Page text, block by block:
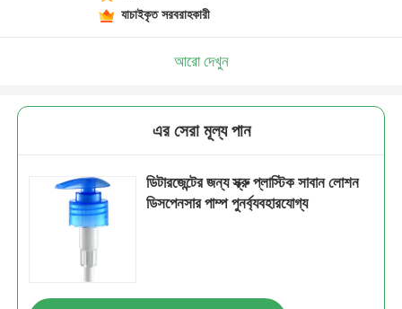
যাচাইকৃত সরবরাহকারী
আরো দেখুন
এর সেরা মূল্য পান
ডিটারজেন্টের জন্য স্ক্রু প্লাস্টিক সাবান লোশন
ডিসপেনসার পাম্প পুনর্ব্যবহারযোগ্য